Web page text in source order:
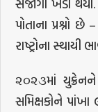
સંજોગો ખડા
પોતાના પ્રશ્નો
રાષ્ટ્રોના
૨૦૨૩માં યુક્રેનને
સમિક્ષકોને